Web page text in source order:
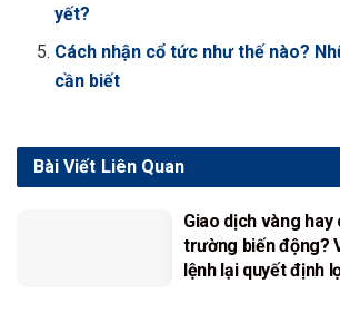
yết?
Cách nhận cổ tức như thế nào?
cần biết
Liên Quan
Bài Viết
Giao dịch vàng
trường biến động?
lệnh lại quyết định